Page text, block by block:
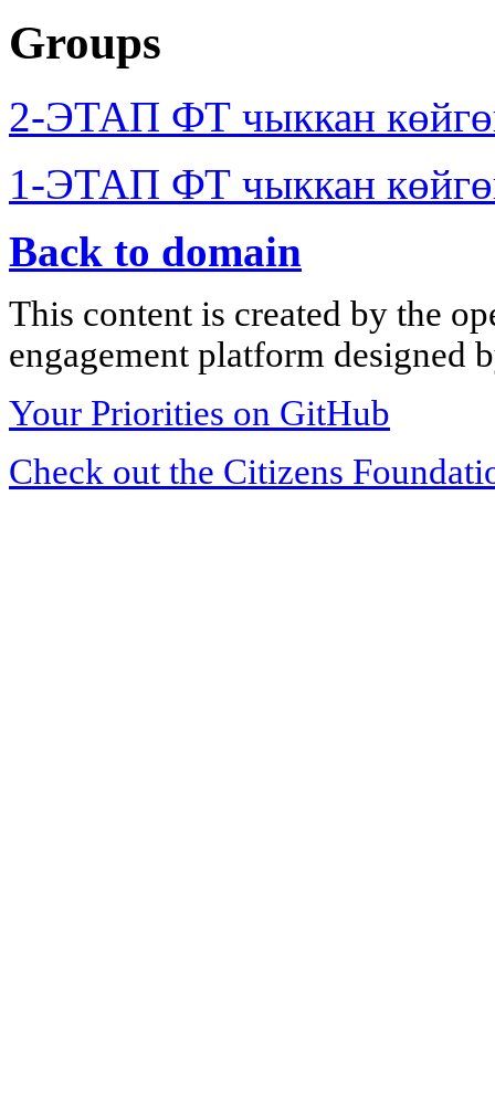
Groups
2-ЭТАП ФТ чыккан
1-ЭТАП ФТ чыккан
Back to domain
This content is created by the
engagement platform designed
Your Priorities on GitHub
Check out the Citizens